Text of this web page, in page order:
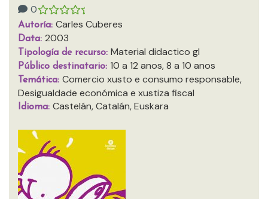
0
Autoría: Carles Cuberes
Data: 2003
Tipología de recurso: Material didactico gl
Público destinatario: 10 a 12 anos, 8 a 10 anos
Temática: Comercio xusto e consumo responsable,
Desigualdade económica e xustiza fiscal
Idioma: Castelán, Catalán, Euskara